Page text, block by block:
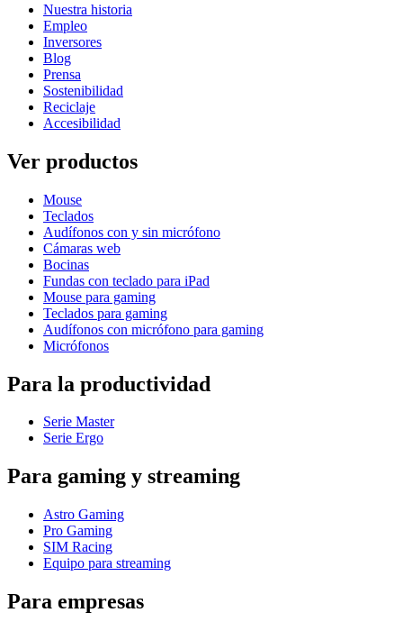
Nuestra historia
Empleo
Inversores
Blog
Prensa
Sostenibilidad
Reciclaje
Accesibilidad
Ver productos
Mouse
Teclados
Audífonos con y sin micrófono
Cámaras web
Bocinas
Fundas con teclado para iPad
Mouse para gaming
Teclados para gaming
Audífonos con micrófono para gaming
Micrófonos
Para la productividad
Serie Master
Serie Ergo
Para gaming y streaming
Astro Gaming
Pro Gaming
SIM Racing
Equipo para streaming
Para empresas